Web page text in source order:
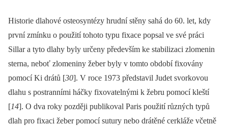
Historie dlahové osteosyntézy hrudní stěny sahá do 60. let, kdy
první zmínku o použití tohoto typu fixace popsal ve své práci
Sillar a tyto dlahy byly určeny především ke stabilizaci zlomenin
sterna, neboť zlomeniny žeber byly v tomto období fixovány
pomocí Ki drátů [30]. V roce 1973 představil Judet svorkovou
dlahu s postranními háčky fixovatelnými k žebru pomocí kleští
[14]. O dva roky později publikoval Paris použití různých typů
dlah pro fixaci žeber pomocí sutury nebo drátěné cerkláže včetně